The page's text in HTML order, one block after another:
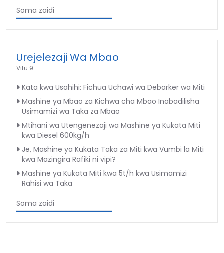
Soma zaidi
Urejelezaji Wa Mbao
Vitu 9
Kata kwa Usahihi: Fichua Uchawi wa Debarker wa Miti
Mashine ya Mbao za Kichwa cha Mbao Inabadilisha
Usimamizi wa Taka za Mbao
Mtihani wa Utengenezaji wa Mashine ya Kukata Miti
kwa Diesel 600kg/h
Je, Mashine ya Kukata Taka za Miti kwa Vumbi la Miti
kwa Mazingira Rafiki ni vipi?
Mashine ya Kukata Miti kwa 5t/h kwa Usimamizi
Rahisi wa Taka
Soma zaidi